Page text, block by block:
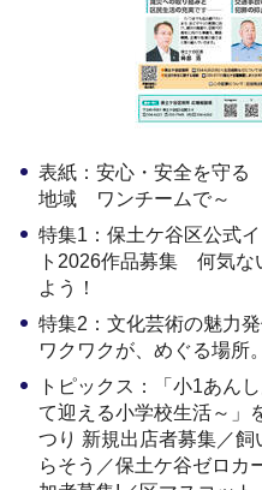
表紙：安心・安全を守る
地域 ワンチームで～
特集1：保土ケ谷区公式
ト2026作品募集 何気な
よう！
特集2：文化芸術の魅力
ワクワクが、めぐる場所。
トピックス：「小1あん
て迎える小学校生活～」
つり 新規出店者募集／
らそう／保土ケ谷ゼロカ